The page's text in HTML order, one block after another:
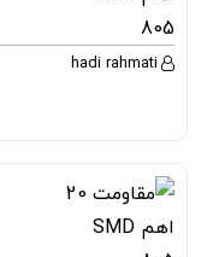
hadi rahmati